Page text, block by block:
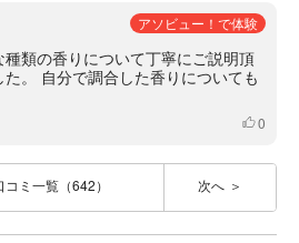
アソビュー！で体験
類の香りについて丁寧にご説明頂
。 自分で調合した香りについても
いいね
0
コミ一覧（642） 次へ